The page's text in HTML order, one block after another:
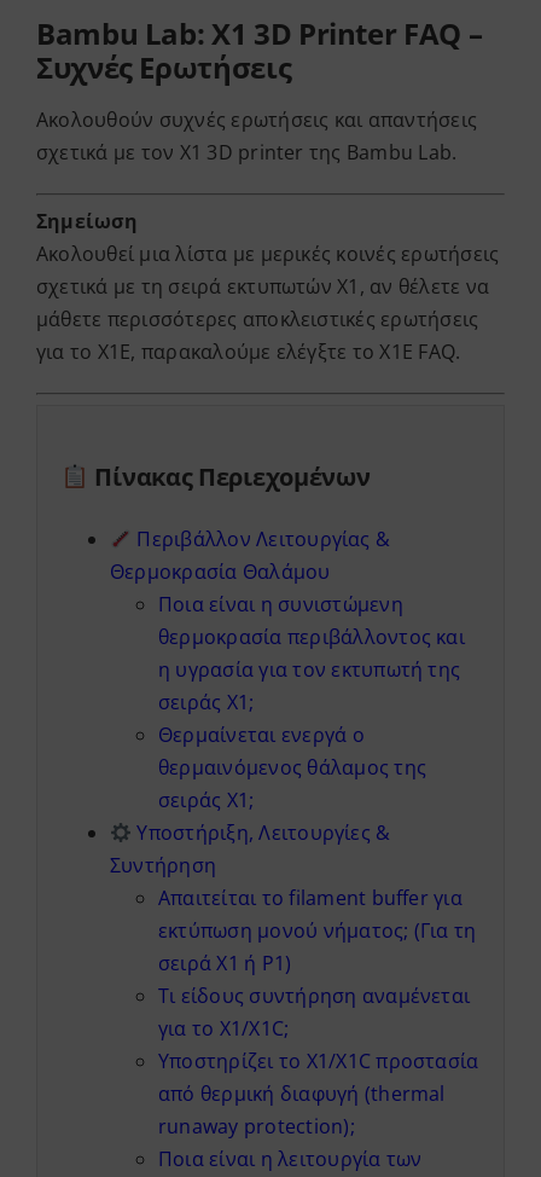
Services
Academy
Software
Blog
Επικοινωνία
Bambu Lab: X1 3D Printer FAQ –
Συχνές Ερωτήσεις
Ακολουθούν συχνές ερωτήσεις και απαντήσεις
σχετικά με τον X1 3D printer της Bambu Lab.
Σημείωση
Ακολουθεί μια λίστα με μερικές κοινές ερωτήσεις
σχετικά με τη σειρά εκτυπωτών X1, αν θέλετε να
μάθετε περισσότερες αποκλειστικές ερωτήσεις
για το X1E, παρακαλούμε ελέγξτε τοX1E FAQ.
Πίνακας Περιεχομένων
Περιβάλλον Λειτουργίας &
Θερμοκρασία Θαλάμου
Ποια είναι η συνιστώμενη
θερμοκρασία περιβάλλοντος και
η υγρασία για τον εκτυπωτή της
σειράς X1;
Θερμαίνεται ενεργά ο
θερμαινόμενος θάλαμος της
σειράς X1;
Υποστήριξη, Λειτουργίες &
Συντήρηση
Απαιτείται το filament buffer για
εκτύπωση μονού νήματος; (Για τη
σειρά X1 ή P1)
Τι είδους συντήρηση αναμένεται
για το X1/X1C;
Υποστηρίζει το X1/X1C προστασία
από θερμική διαφυγή (thermal
runaway protection);
Ποια είναι η λειτουργία των